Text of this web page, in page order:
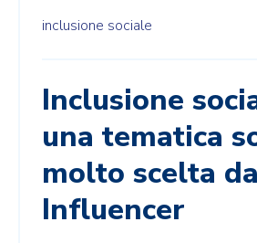
inclusione sociale
Inclusione
una tematica
molto scelta
Influencer